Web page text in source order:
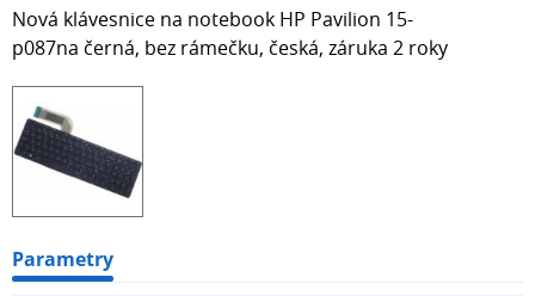
Nová klávesnice na notebook HP Pavilion 15-
p087na černá, bez rámečku, česká, záruka 2 roky
Parametry